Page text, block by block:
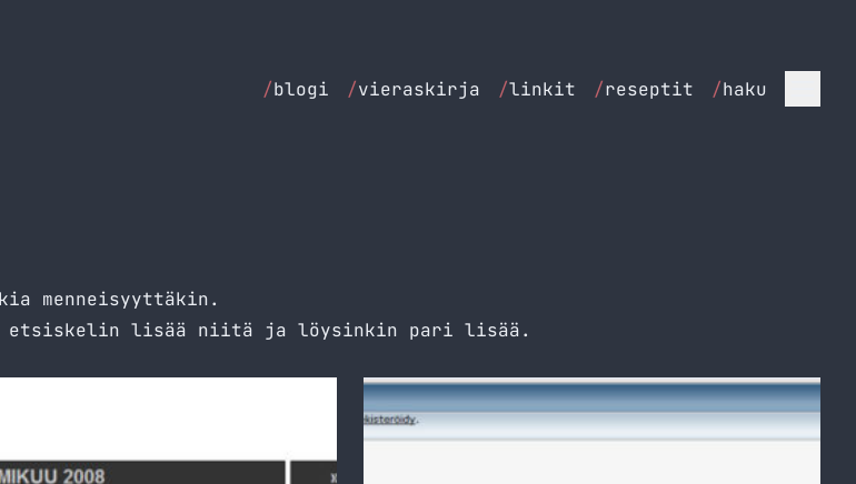
/blogi /vieraskirja /linkit /reseptit /haku
menneisyyttäkin.
etsiskelin lisää niitä ja löysinkin pari lisää.